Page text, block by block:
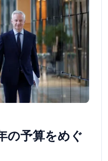
の予算をめぐ